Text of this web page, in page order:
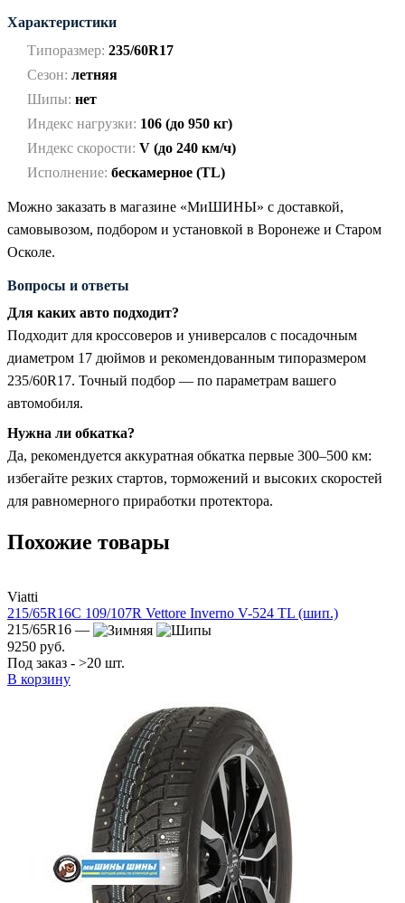
Характеристики
Типоразмер: 235/60R17
Сезон: летняя
Шипы: нет
Индекс нагрузки: 106 (до 950 кг)
Индекс скорости: V (до 240 км/ч)
Исполнение: бескамерное (TL)
Можно заказать в магазине «МиШИНЫ» с доставкой,
самовывозом, подбором и установкой в Воронеже и Старом
Осколе.
Вопросы и ответы
Для каких авто подходит?
Подходит для кроссоверов и универсалов с посадочным
диаметром 17 дюймов и рекомендованным типоразмером
235/60R17. Точный подбор — по параметрам вашего
автомобиля.
Нужна ли обкатка?
Да, рекомендуется аккуратная обкатка первые 300–500 км:
избегайте резких стартов, торможений и высоких скоростей
для равномерного приработки протектора.
Похожие товары
Viatti
215/65R16C 109/107R Vettore Inverno V-524 TL (шип.)
215/65R16 —
9250 руб.
Под заказ - >20 шт.
В корзину